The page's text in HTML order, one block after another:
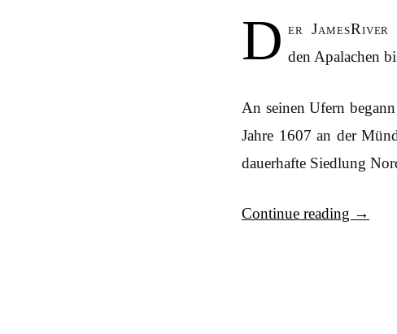
D er
den Apalachen
An seinen Ufern
Jahre 1607 an der
dauerhafte Siedlung
Continue reading →